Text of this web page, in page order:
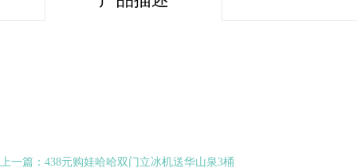
上一篇：438元购娃哈哈双门立冰机送华山泉3桶